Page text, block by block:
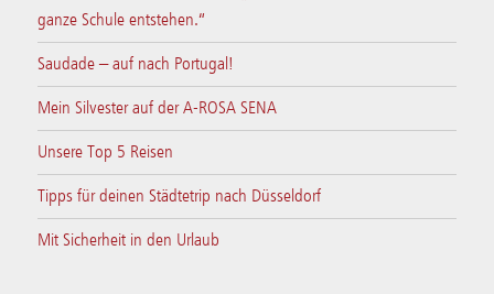
ganze Schule entstehen.“
Saudade – auf nach Portugal!
Mein Silvester auf der A-ROSA SENA
Unsere Top 5 Reisen
Tipps für deinen Städtetrip nach Düsseldorf
Mit Sicherheit in den Urlaub